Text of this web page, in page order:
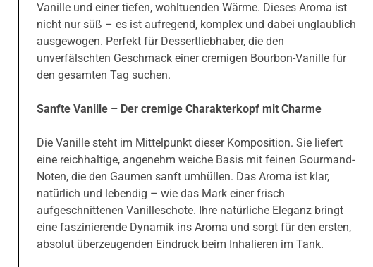
Vanille und einer tiefen, wohltuenden Wärme. Dieses Aroma ist
nicht nur süß – es ist aufregend, komplex und dabei unglaublich
ausgewogen. Perfekt für Dessertliebhaber, die den
unverfälschten Geschmack einer cremigen Bourbon-Vanille für
den gesamten Tag suchen.
Sanfte Vanille – Der cremige Charakterkopf mit Charme
Die Vanille steht im Mittelpunkt dieser Komposition. Sie liefert
eine reichhaltige, angenehm weiche Basis mit feinen Gourmand-
Noten, die den Gaumen sanft umhüllen. Das Aroma ist klar,
natürlich und lebendig – wie das Mark einer frisch
aufgeschnittenen Vanilleschote. Ihre natürliche Eleganz bringt
eine faszinierende Dynamik ins Aroma und sorgt für den ersten,
absolut überzeugenden Eindruck beim Inhalieren im Tank.